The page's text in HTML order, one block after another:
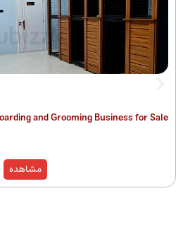
Pet Boarding and Grooming